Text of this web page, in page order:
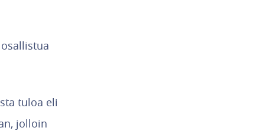
tuloa eli
jolloin